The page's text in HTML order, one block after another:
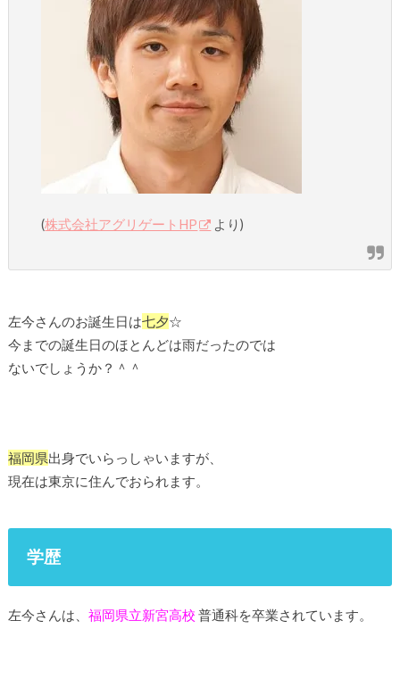
(株式会社アグリゲートHP より)
左今さんのお誕生日は七夕☆
今までの誕生日のほとんどは雨だったのでは
ないでしょうか？＾＾
福岡県出身でいらっしゃいますが、
現在は東京に住んでおられます。
学歴
左今さんは、 福岡県立新宮高校 普通科を卒業されています。